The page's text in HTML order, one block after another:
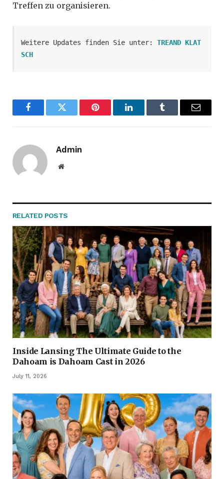
Treffen zu organisieren.
Weitere Updates finden Sie unter: TREAND KLAT
SCH
FacebookTwitter Pinterest LinkedInTumblr Email
Admin
Website
RELATED POSTS
Inside Lansing The Ultimate Guide to the
Dahoam is Dahoam Cast in 2026
July 11, 2026